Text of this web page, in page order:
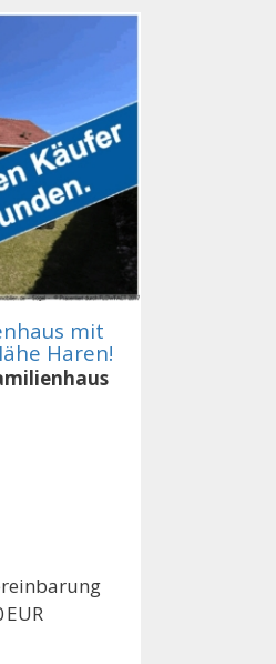
mit
Haren!